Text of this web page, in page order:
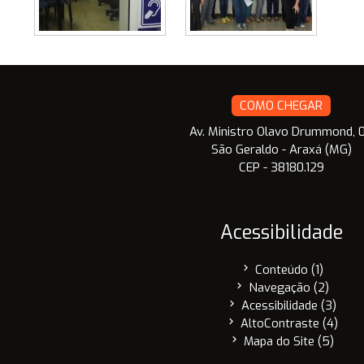
COMO CHEGAR
Av. Ministro Olavo Drummond,
São Geraldo - Araxá (MG)
CEP - 38180.129
Acessibilidade
chevron_right Conteúdo (1)
chevron_right Navegação (2)
chevron_right Acessibilidade (3)
chevron_right AltoContraste (4)
chevron_right Mapa do Site (5)